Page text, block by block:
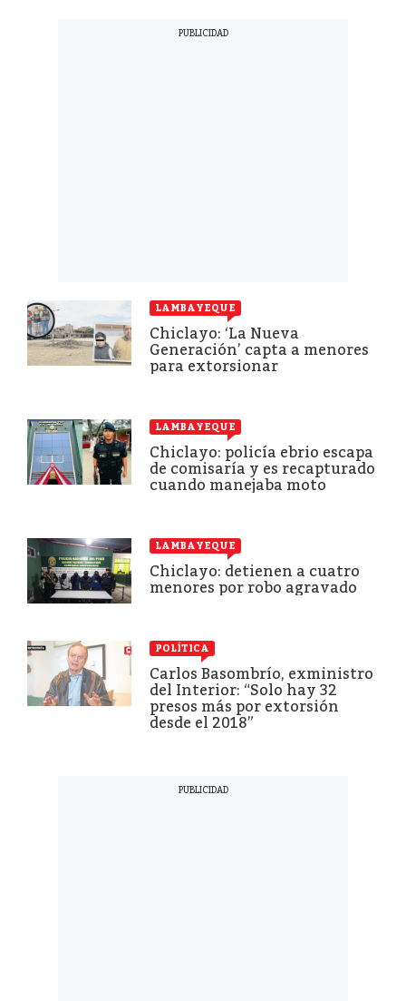
LAMBAYEQUE
Chiclayo: ‘La Nueva
Generación’ capta a menores
para extorsionar
LAMBAYEQUE
Chiclayo: policía ebrio escapa
de comisaría y es recapturado
cuando manejaba moto
LAMBAYEQUE
Chiclayo: detienen a cuatro
menores por robo agravado
POLÍTICA
Carlos Basombrío, exministro
del Interior: “Solo hay 32
presos más por extorsión
desde el 2018”